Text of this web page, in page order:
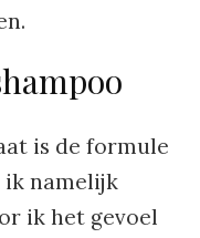
is de formule
ik namelijk
ik het gevoel